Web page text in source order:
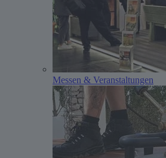
Messen & Veranstaltungen